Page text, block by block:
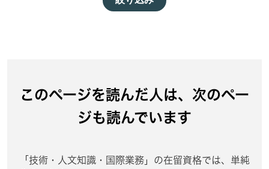
このページを読んだ人は、次のペー
ジも読んでいます
「技術・人文知識・国際業務」の在留資格では、単純